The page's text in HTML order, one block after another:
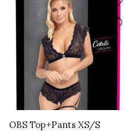
OBS Top+Pants XS/S